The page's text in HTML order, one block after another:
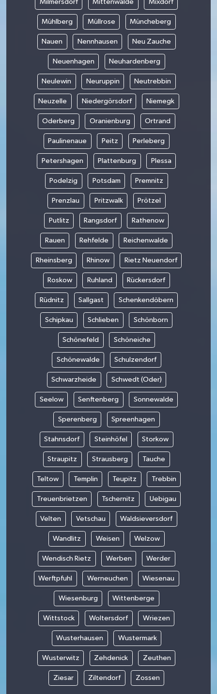
Milmersdorf Mittenwalde Mixdorf
Mühlberg Müllrose Müncheberg
Nauen Nennhausen Neu Zauche
Neuenhagen Neuhardenberg
Neulewin Neuruppin Neutrebbin
Neuzelle Niedergörsdorf Niemegk
Oderberg Oranienburg Ortrand
Paulinenaue Peitz Perleberg
Petershagen Plattenburg Plessa
Podelzig Potsdam Premnitz
Prenzlau Pritzwalk Prötzel
Putlitz Rangsdorf Rathenow
Rauen Rehfelde Reichenwalde
Rheinsberg Rhinow Rietz Neuendorf
Roskow Ruhland Rückersdorf
Rüdnitz Sallgast Schenkendöbern
Schipkau Schlieben Schönborn
Schönefeld Schöneiche
Schönewalde Schulzendorf
Schwarzheide Schwedt (Oder)
Seelow Senftenberg Sonnewalde
Sperenberg Spreenhagen
Stahnsdorf Steinhöfel Storkow
Straupitz Strausberg Tauche
Teltow Templin Teupitz Trebbin
Treuenbrietzen Tschernitz Uebigau
Velten Vetschau Waldsieversdorf
Wandlitz Weisen Welzow
Wendisch Rietz Werben Werder
Werftpfuhl Werneuchen Wiesenau
Wiesenburg Wittenberge
Wittstock Woltersdorf Wriezen
Wusterhausen Wustermark
Wusterwitz Zehdenick Zeuthen
Ziesar Ziltendorf Zossen